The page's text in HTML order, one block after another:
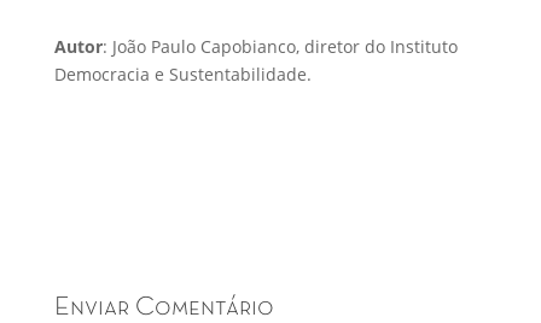
Autor: João Paulo Capobianco, diretor do Instituto
Democracia e Sustentabilidade.
Enviar Comentário